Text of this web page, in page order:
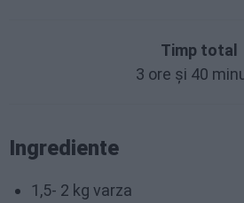
Timp total
3 ore și 40
Ingrediente
1,5- 2 kg varza